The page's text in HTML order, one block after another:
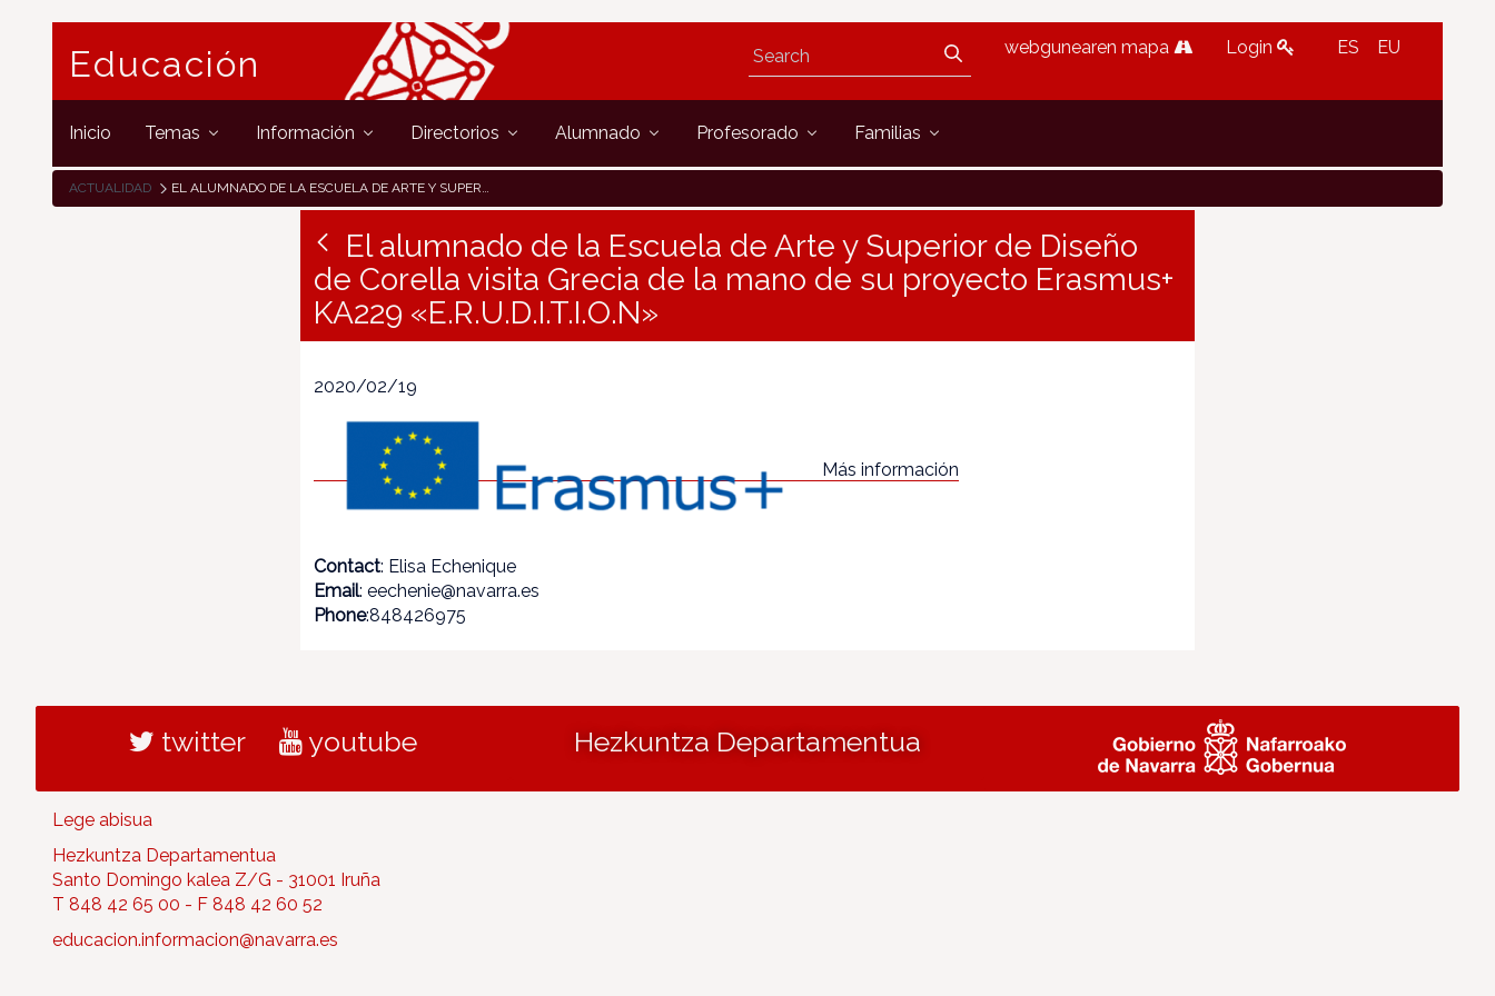
Educación webgunearen mapa Login ES EU
Inicio Temas Información Directorios Alumnado Profesorado Familias
ACTUALIDAD EL ALUMNADO DE LA ESCUELA DE ARTE Y SUPERIOR DE DISEÑO DE CORELLA VISITA GRECIA DE LA MANO DE SU PROYECTO ERASMUS+ KA229 «E.R.U.D.I.T.I.O.N»
El alumnado de la Escuela de Arte y Superior de Diseño
de Corella visita Grecia de la mano de su proyecto Erasmus+
KA229 «E.R.U.D.I.T.I.O.N»
2020/02/19
Más información
Contact: Elisa Echenique
Email: eechenie@navarra.es
Phone:848426975
twitter youtube Hezkuntza Departamentua
Lege abisua
Hezkuntza Departamentua
Santo Domingo kalea Z/G - 31001 Iruña
T 848 42 65 00 - F 848 42 60 52
educacion.informacion@navarra.es